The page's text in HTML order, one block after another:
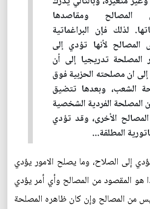
المصالح ومقاصدها
لذلك فإن البراغماتية
المصالح لأنها تؤدي إلى
المصلحة تدريجيا إلى أن
ان مصلحته الحزبية فوق
الشعب، وبعدها تتضيق
المصلحة الفردية الشخصية
الأخرى، وقد تؤدي
المطلقة...
إلى الصلاح، وما يصلح الامور يؤدي
هو المقصود من المصالح وأي أمر يؤدي
من المصالح وإن كان ظاهره المصلحة